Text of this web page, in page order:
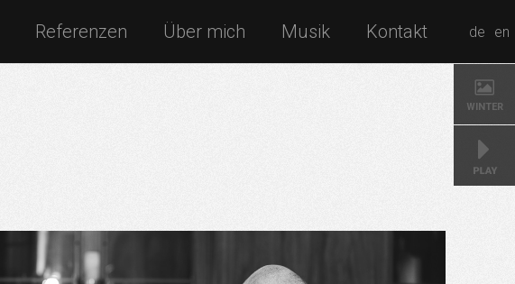
de en
Referenzen Über mich Musik Kontakt
WINTER